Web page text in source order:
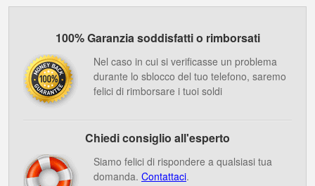
100% Garanzia soddisfatti o rimborsati
Nel caso in cui si verificasse un problema
durante lo sblocco del tuo telefono, saremo
felici di rimborsare i tuoi soldi
Chiedi consiglio all'esperto
Siamo felici di rispondere a qualsiasi tua
domanda. Contattaci.